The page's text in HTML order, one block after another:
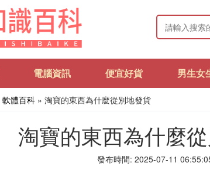
電腦資訊 便宜好貨 男生女
軟體百科 » 淘寶的東西為什麼從別地發貨
淘寶的東西為什麼
發布時間: 2025-07-11